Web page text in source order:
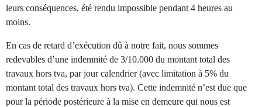
leurs conséquences, été rendu impossible pendant 4 heures au
moins.
En cas de retard d’exécution dû à notre fait, nous sommes
redevables d’une indemnité de 3/10.000 du montant total des
travaux hors tva, par jour calendrier (avec limitation à 5% du
montant total des travaux hors tva). Cette indemnité n’est due que
pour la période postérieure à la mise en demeure qui nous est